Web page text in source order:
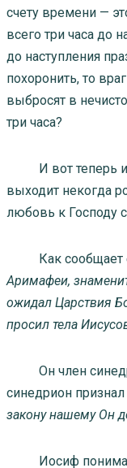
счету времени —
всего три часа до
до наступления
похоронить, то
выбросят в
три часа?
И вот теперь из
выходит некогда
любовь к Господу
Как сообщает
Аримафеи,
ожидал Царствия
просил тела
Он член
синедрион
закону нашему Он
Иосиф понимал,